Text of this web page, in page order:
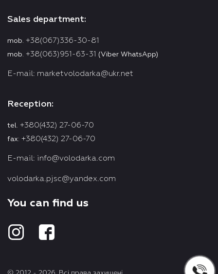
Sales department:
mob. +38(067)336-30-81
mob. +38(063)951-63-31 (Viber WhatsApp)
E-mail: marketvolodarka@ukr.net
Reception:
tel. +380(432) 27-06-70
fax: +380(432) 27-06-70
E-mail: info@volodarka.com
volodarka.pjsc@yandex.com
You can find us